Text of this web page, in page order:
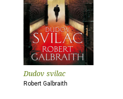
Dudov svilac
Robert Galbraith